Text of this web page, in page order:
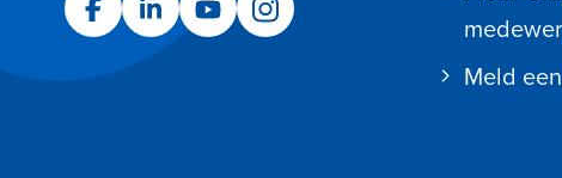
FacebookLinkedInYouTubeInstagram
Meld